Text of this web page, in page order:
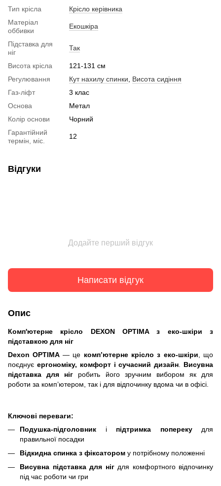
Тип крісла
Крісло керівника
Матеріал
оббивки
Екошкіра
Підставка для
ніг
Так
Висота крісла
121-131 см
Регулювання
Кут нахилу спинки
Висота сидіння
Газ-ліфт
3 клас
Основа
Метал
Колір основи
Чорний
Гарантійний
термін, міс.
12
Відгуки
Додайте перший відгук
Написати відгук
Опис
Комп'ютерне крісло DEXON OPTIMA з еко-шкіри з
підставкою для ніг
DexonOPTIMA — це комп’ютерне крісло з еко-шкіри , що
поєднує ергономіку, комфорт і сучасний дизайн
Висувна
підставка для ніг робить його зручним вибором як для
роботи за комп’ютером, так і для відпочинку вдома чи в офісі.
Ключові переваги:
Подушка-підголовник і підтримка поперекудля
правильної посадки
Відкидна спинка з фіксатором у потрібному положенні
Висувна підставка для нігдля комфортного відпочинку
під час роботи чи гри